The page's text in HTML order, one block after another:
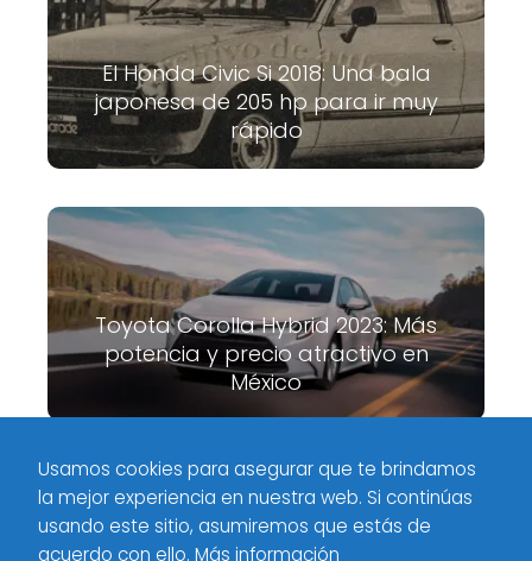
El Honda Civic Si 2018: Una bala
japonesa de 205 hp para ir muy
rápido
Toyota Corolla Hybrid 2023: Más
potencia y precio atractivo en
México
Meximotores Volkswagen
Volkswagen T-Roc: La B-SUV
colorida y tecnológica a buen precio
Usamos cookies para asegurar que te brindamos
la mejor experiencia en nuestra web. Si continúas
usando este sitio, asumiremos que estás de
acuerdo con ello. Más información